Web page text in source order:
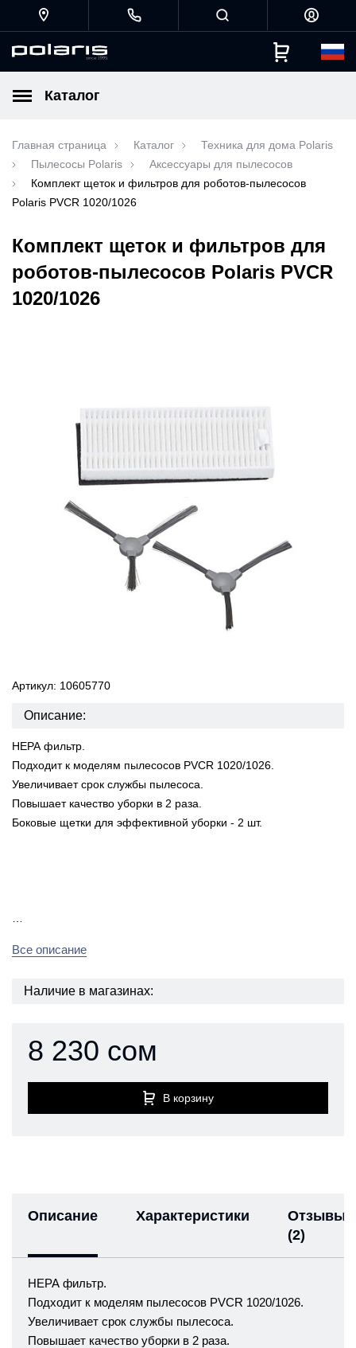
Каталог
Главная страница Каталог
Техника для дома Polaris
Пылесосы Polaris
Аксессуары для пылесосов
Комплект щеток и фильтров для роботов-пылесосов
Polaris PVCR 1020/1026
Комплект щеток и фильтров для
роботов-пылесосов Polaris PVCR
1020/1026
Артикул: 10605770
Описание:
НЕРА фильтр.
Подходит к моделям пылесосов PVCR 1020/1026.
Увеличивает срок службы пылесоса.
Повышает качество уборки в 2 раза.
Боковые щетки для эффективной уборки - 2 шт.
Все описание
Наличие в магазинах:
8 230 сом
В корзину
Описание Характеристики
Отзывы
(2)
НЕРА фильтр.
Подходит к моделям пылесосов PVCR 1020/1026.
Увеличивает срок службы пылесоса.
Повышает качество уборки в 2 раза.